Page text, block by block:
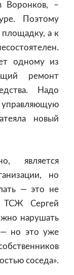
Воронков, –
Поэтому
площадку, а к
одному из
ремонт
Надо
новый
является
но
— это не
ТСЖ Сергей
нарушать
— но это уже
соседа».